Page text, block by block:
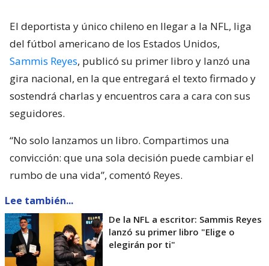
El deportista y único chileno en llegar a la NFL, liga
del fútbol americano de los Estados Unidos,
Sammis Reyes, publicó su primer libro y lanzó una
gira nacional, en la que entregará el texto firmado y
sostendrá charlas y encuentros cara a cara con sus
seguidores.
“No solo lanzamos un libro. Compartimos una
convicción: que una sola decisión puede cambiar el
rumbo de una vida”, comentó Reyes.
Lee también...
De la NFL a escritor: Sammis Reyes
lanzó su primer libro "Elige o
elegirán por ti"